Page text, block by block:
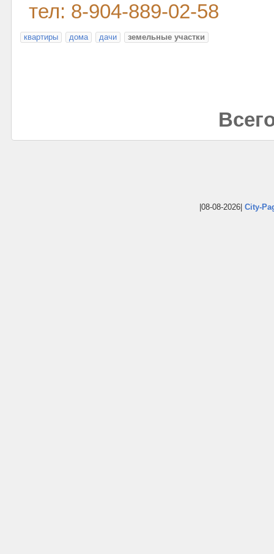
тел: 8-904-889-02-58
квартиры дома дачи земельные участки
|08-08-2026| City-